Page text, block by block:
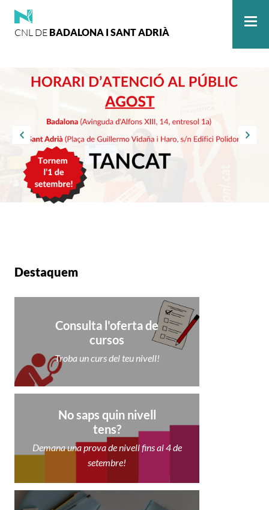
CNL DE BADALONA I SANT ADRIÀ
Destaquem
Consulta l'oferta de
cursos
Troba un curs del teu nivell!
No saps quin nivell
tens?
Demana una prova de nivell fins al 4 de
setembre!